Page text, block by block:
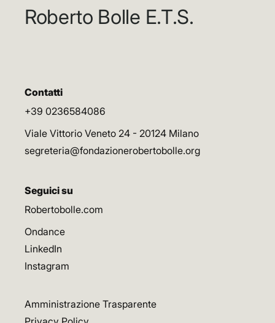
Roberto Bolle E.T.S.
Contatti
+39 0236584086
Viale Vittorio Veneto 24 - 20124 Milano
segreteria@fondazionerobertobolle.org
Seguici su
Robertobolle.com
Ondance
LinkedIn
Instagram
Amministrazione Trasparente